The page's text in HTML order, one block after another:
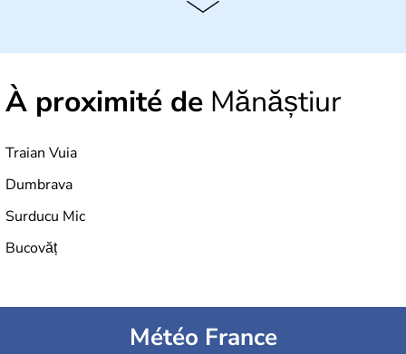
À proximité de Mănăștiur
Traian Vuia
Dumbrava
Surducu Mic
Bucovăț
Météo France